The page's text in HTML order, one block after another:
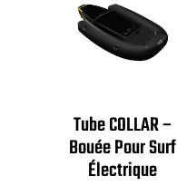
Tube COLLAR –
Bouée Pour Surf
Électrique